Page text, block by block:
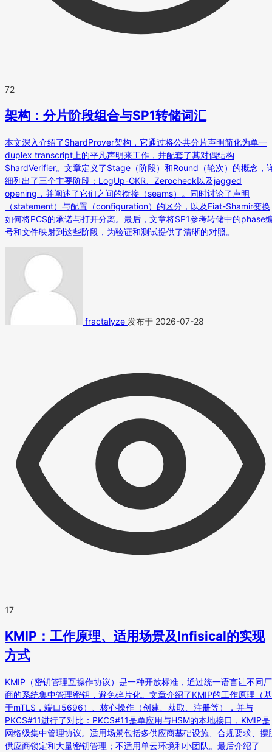
72
架构：分片阶段组合与SP1转储词汇
本文深入介绍了ShardProver架构，它通过将公共分片声明简化为单一
duplex transcript上的平凡声明来工作，并配套了其对偶结构
ShardVerifier。文章定义了Stage（阶段）和Round（轮次）的概念，
细列出了三个主要阶段：LogUp-GKR、Zerocheck以及jagged
opening，并阐述了它们之间的衔接（seams）。同时讨论了声明
（statement）与配置（configuration）的区分，以及Fiat-Shamir变换
如何将PCS的承诺与打开分离。最后，文章将SP1参考转储中的phase
号和文件映射到这些阶段，为验证和测试提供了清晰的对照。
fractalyze 发布于 2026-07-28
17
KMIP：工作原理、适用场景及Infisical的实现
方式
KMIP（密钥管理互操作协议）是一种开放标准，通过统一语言让不同厂
商的系统集中管理密钥，避免碎片化。文章介绍了KMIP的工作原理（基
于mTLS，端口5696）、核心操作（创建、获取、注册等），并与
PKCS#11进行了对比：PKCS#11是单应用与HSM的本地接口，KMIP是
网络级集中管理协议。适用场景包括多供应商基础设施、合规要求、摆
供应商锁定和大量密钥管理；不适用单云环境和小团队。最后介绍了